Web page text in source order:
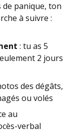
de panique, ton
à suivre :
: tu as 5
2 jours
des dégâts,
ou volés
au
verbal